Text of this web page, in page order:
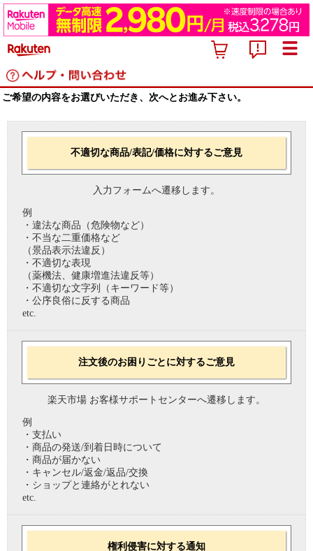
ご希望の内容をお選びいただき、次へとお進み下さい。
不適切な商品/表記/価格に対するご意見
入力フォームへ遷移します。
例
・違法な商品（危険物など）
・不当な二重価格など
（景品表示法違反）
・不適切な表現
（薬機法、健康増進法違反等）
・不適切な文字列（キーワード等）
・公序良俗に反する商品
etc.
注文後のお困りごとに対するご意見
楽天市場 お客様サポートセンターへ遷移します。
例
・支払い
・商品の発送/到着日時について
・商品が届かない
・キャンセル/返金/返品/交換
・ショップと連絡がとれない
etc.
権利侵害に対する通知